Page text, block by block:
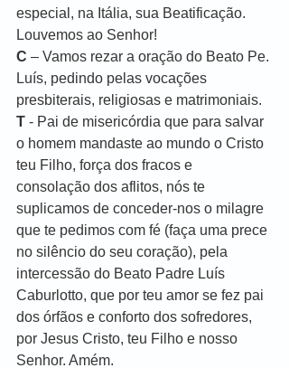
especial, na Itália, sua Beatificação.
Louvemos ao Senhor!
C – Vamos rezar a oração do Beato Pe.
Luís, pedindo pelas vocações
presbiterais, religiosas e matrimoniais.
T - Pai de misericórdia que para salvar
o homem mandaste ao mundo o Cristo
teu Filho, força dos fracos e
consolação dos aflitos, nós te
suplicamos de conceder-nos o milagre
que te pedimos com fé (faça uma prece
no silêncio do seu coração), pela
intercessão do Beato Padre Luís
Caburlotto, que por teu amor se fez pai
dos órfãos e conforto dos sofredores,
por Jesus Cristo, teu Filho e nosso
Senhor. Amém.